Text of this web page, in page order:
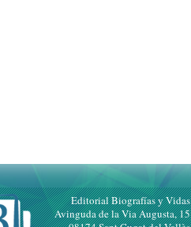
Editorial Biografías y Vidas
Avinguda de la Via Augusta, 15